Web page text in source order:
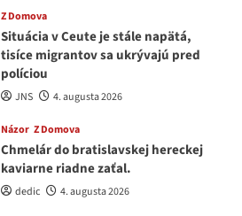
Z Domova
Situácia v Ceute je stále napätá,
tisíce migrantov sa ukrývajú pred
políciou
JNS 4. augusta 2026
Názor Z Domova
Chmelár do bratislavskej hereckej
kaviarne riadne zaťal.
dedic 4. augusta 2026